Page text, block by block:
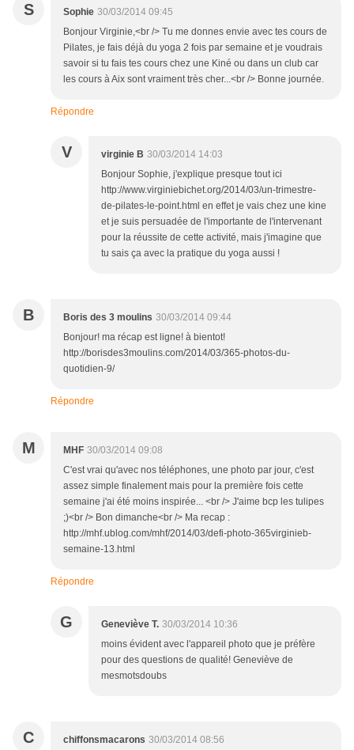
S Sophie 30/03/2014 09:45
Bonjour Virginie,<br /> Tu me donnes envie avec tes cours de
Pilates, je fais déjà du yoga 2 fois par semaine et je voudrais
savoir si tu fais tes cours chez une Kiné ou dans un club car
les cours à Aix sont vraiment très cher...<br /> Bonne journée.
Répondre
V virginie B 30/03/2014 14:03
Bonjour Sophie, j'explique presque tout ici
http://www.virginiebichet.org/2014/03/un-trimestre-
de-pilates-le-point.html en effet je vais chez une kine
et je suis persuadée de l'importante de l'intervenant
pour la réussite de cette activité, mais j'imagine que
tu sais ça avec la pratique du yoga aussi !
B Boris des 3 moulins 30/03/2014 09:44
Bonjour! ma récap est ligne! à bientot!
http://borisdes3moulins.com/2014/03/365-photos-du-
quotidien-9/
Répondre
M MHF 30/03/2014 09:08
C'est vrai qu'avec nos téléphones, une photo par jour, c'est
assez simple finalement mais pour la première fois cette
semaine j'ai été moins inspirée... <br /> J'aime bcp les tulipes
;)<br /> Bon dimanche<br /> Ma recap :
http://mhf.ublog.com/mhf/2014/03/defi-photo-365virginieb-
semaine-13.html
Répondre
G Geneviève T. 30/03/2014 10:36
moins évident avec l'appareil photo que je préfère
pour des questions de qualité! Geneviève de
mesmotsdoubs
C chiffonsmacarons 30/03/2014 08:56